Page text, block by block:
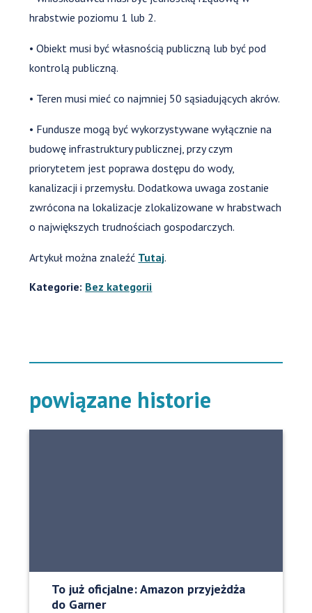
hrabstwie poziomu 1 lub 2.
• Obiekt musi być własnością publiczną lub być pod
kontrolą publiczną.
• Teren musi mieć co najmniej 50 sąsiadujących akrów.
• Fundusze mogą być wykorzystywane wyłącznie na
budowę infrastruktury publicznej, przy czym
priorytetem jest poprawa dostępu do wody,
kanalizacji i przemysłu. Dodatkowa uwaga zostanie
zwrócona na lokalizacje zlokalizowane w hrabstwach
o największych trudnościach gospodarczych.
Artykuł można znaleźć Tutaj.
Kategorie: Bez kategorii
powiązane historie
To już oficjalne: Amazon przyjeżdża
do Garner